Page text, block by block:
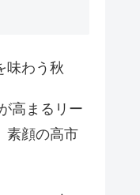
味わう秋
高まるリー
顔の高市